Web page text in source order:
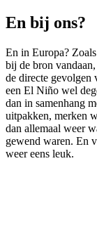
En bij ons?
En in Europa?
bij de bron
de directe gevolgen
een El Niño wel
dan in samenhang
uitpakken, merken
dan allemaal weer
gewend waren. En
weer eens leuk.